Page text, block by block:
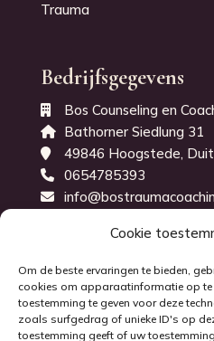
Cookie
Om de beste ervaringen te bieden,
cookies om apparaatinformatie op
toestemming te geven voor deze
zoals surfgedrag of unieke ID's op
toestemming geeft of uw
Trauma
Bedrijfsgegevens
Bos Counseling en
Bathorner Siedlung 31
49846 Hoogstede,
0654785393
KvK-nummer: 71843914